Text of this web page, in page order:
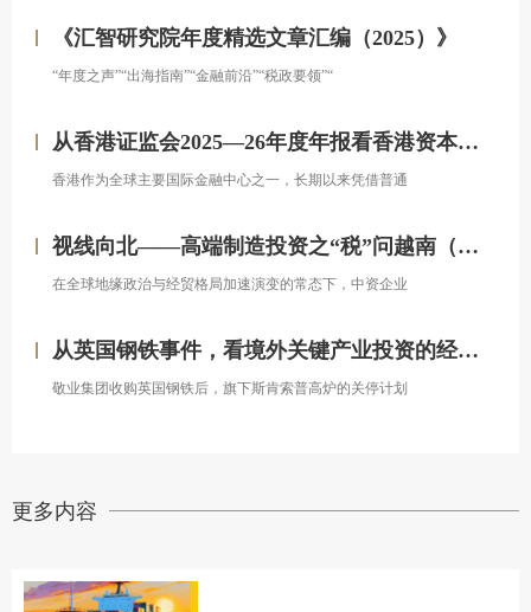
《汇智研究院年度精选文章汇编（2025）》
“年度之声”“出海指南”“金融前沿”“税政要领”“
从香港证监会2025—26年度年报看香港资本市场发展的新方向
香港作为全球主要国际金融中心之一，长期以来凭借普通
视线向北——高端制造投资之“税”问越南（上）
在全球地缘政治与经贸格局加速演变的常态下，中资企业
从英国钢铁事件，看境外关键产业投资的经营处置权风险
敬业集团收购英国钢铁后，旗下斯肯索普高炉的关停计划
更多内容